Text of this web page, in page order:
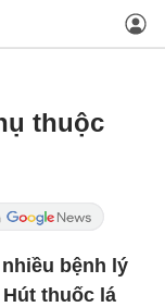
thuộc
bệnh lý
thuốc lá